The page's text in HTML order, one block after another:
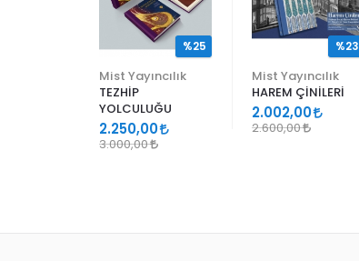
Mist Yayıncılık
TEZHİP
YOLCULUĞU
2.250,00
3.000,00
%25
Mist Yayıncılık
HAREM ÇİNİLERİ
2.002,00
2.600,00
%23